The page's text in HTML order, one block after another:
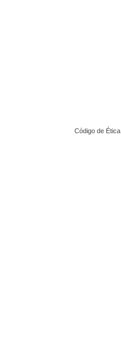
Código de Ética